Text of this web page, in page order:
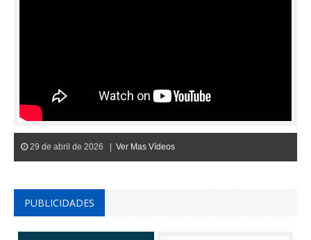
29 de abril de 2026 | Ver Mas Vídeos
PUBLICIDADES